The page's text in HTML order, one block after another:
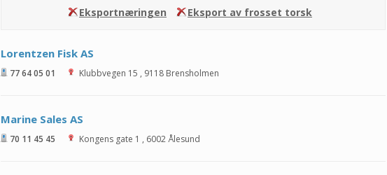
Eksportnæringen Eksport av frosset torsk
Lorentzen Fisk AS
77 64 05 01 Klubbvegen 15 , 9118 Brensholmen
Marine Sales AS
70 11 45 45 Kongens gate 1 , 6002Ålesund